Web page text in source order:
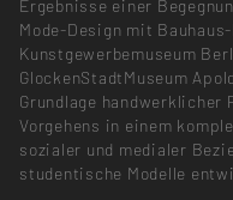
Ergebnisse einer
Mode-Design mit
Kunstgewerbemuseum
GlockenStadtMuseum
Grundlage handwerklicher
Vorgehens in einem
sozialer und medialer
studentische Modelle